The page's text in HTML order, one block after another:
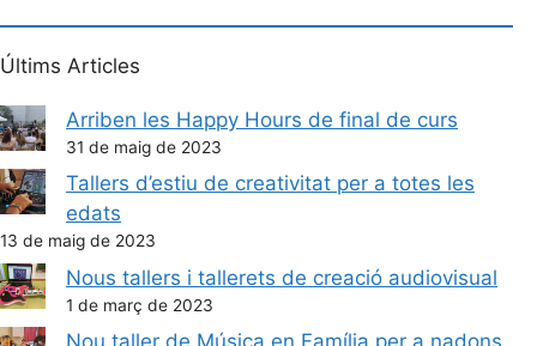
Últims Articles
Arriben les Happy Hours de final de curs
31 de maig de 2023
Tallers d’estiu de creativitat per a totes les
edats
13 de maig de 2023
Nous tallers i tallerets de creació audiovisual
1 de març de 2023
Nou taller de Música en Família per a nadons